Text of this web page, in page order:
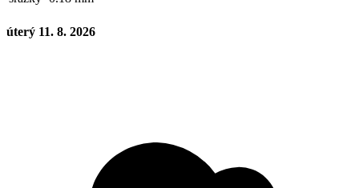
úterý 11. 8. 2026